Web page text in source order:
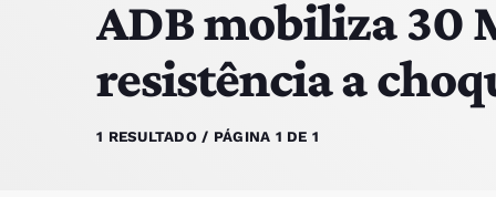
ADB mobiliza 30
resistência a
1 RESULTADO / PÁGINA 1 DE 1